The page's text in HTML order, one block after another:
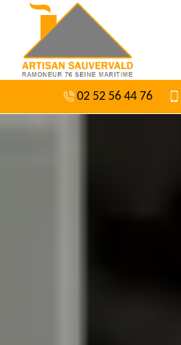
02 52 56 44 76